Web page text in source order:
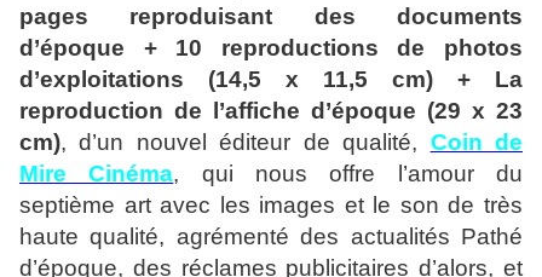
pages reproduisant des documents
d’époque + 10 reproductions de photos
d’exploitations (14,5 x 11,5 cm) + La
reproduction de l’affiche d’époque (29 x 23
cm), d’un nouvel éditeur de qualité, Coin de
Mire Cinéma, qui nous offre l’amour du
septième art avec les images et le son de très
haute qualité, agrémenté des actualités Pathé
d’époque, des réclames publicitaires d’alors, et